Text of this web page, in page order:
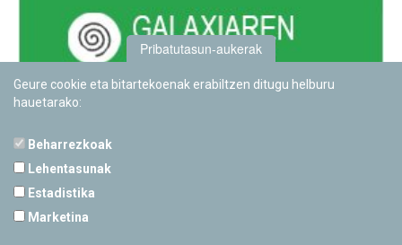
Pribatutasun-aukerak
Geure cookie eta bitartekoenak erabiltzen ditugu helburu
hauetarako:
Beharrezkoak
Lehentasunak
Estadistika
Marketina